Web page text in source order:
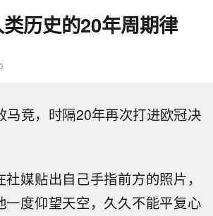
历史的20年周期律
马竞，时隔20年再次打进欧冠决
媒贴出自己手指前方的照片，
一度仰望天空，久久不能平复心